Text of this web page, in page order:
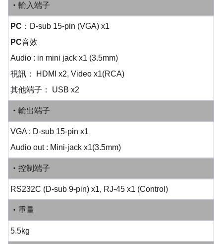
‧輸入端子
PC ：D-sub 15-pin (VGA) x1
PC音效
Audio : in mini jack x1 (3.5mm)
視訊 ： HDMI x2, Video x1(RCA)
其他端子 ： USB x2
‧輸出端子
VGA : D-sub 15-pin x1
Audio out : Mini-jack x1(3.5mm)
‧控制端子
RS232C (D-sub 9-pin) x1, RJ-45 x1 (Control)
‧重量
5.5kg